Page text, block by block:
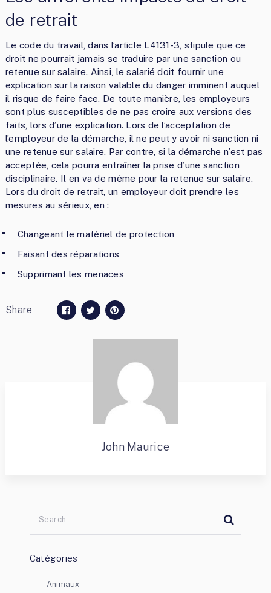
de retrait
Le code du travail, dans l’article L4131-3, stipule que ce
droit ne pourrait jamais se traduire par une sanction ou
retenue sur salaire. Ainsi, le salarié doit fournir une
explication sur la raison valable du danger imminent auquel
il risque de faire face. De toute manière, les employeurs
sont plus susceptibles de ne pas croire aux versions des
faits, lors d’une explication. Lors de l’acceptation de
l’employeur de la démarche, il ne peut y avoir ni sanction ni
une retenue sur salaire. Par contre, si la démarche n’est pas
acceptée, cela pourra entraîner la prise d’une sanction
disciplinaire. Il en va de même pour la retenue sur salaire.
Lors du droit de retrait, un employeur doit prendre les
mesures au sérieux, en :
Changeant le matériel de protection
Faisant des réparations
Supprimant les menaces
Share
John Maurice
Catégories
Animaux